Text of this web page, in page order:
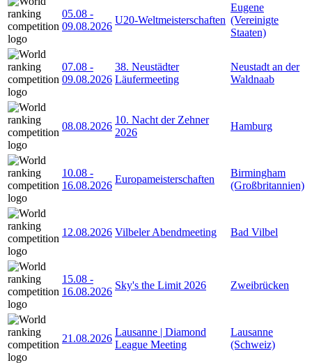
05.08 -
09.08.2026
U20-Weltmeisterschaften
Eugene
(Vereinigte
Staaten)
07.08 -
09.08.2026
38. Neustädter
Läufermeeting
Neustadt an der
Waldnaab
08.08.2026
10. Nacht der Zehner
2026
Hamburg
10.08 -
16.08.2026
Europameisterschaften
Birmingham
(Großbritannien)
12.08.2026 Vilbeler Abendmeeting Bad Vilbel
15.08 -
16.08.2026
Sky's the Limit 2026 Zweibrücken
21.08.2026
Lausanne | Diamond
League Meeting
Lausanne
(Schweiz)